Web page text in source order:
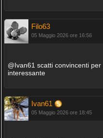
Filo63
05 Maggio 2026 ore 16:56
@Ivan61 scatti convincenti
interessante
Ivan61
05 Maggio 2026 ore 18:45